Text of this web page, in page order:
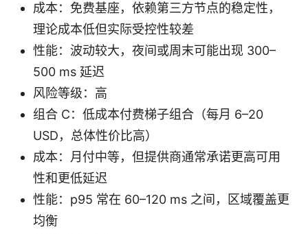
成本：免费基座，依赖第三方节点的稳定性，
理论成本低但实际受控性较差
性能：波动较大，夜间或周末可能出现 300–
500 ms 延迟
风险等级：高
组合 C：低成本付费梯子组合（每月 6–20
USD，总体性价比高）
成本：月付中等，但提供商通常承诺更高可用
性和更低延迟
性能：p95 常在 60–120 ms 之间，区域覆盖更
均衡